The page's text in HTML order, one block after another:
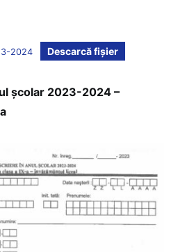
2024 Descarcă fișier
școlar 2023-2024 –